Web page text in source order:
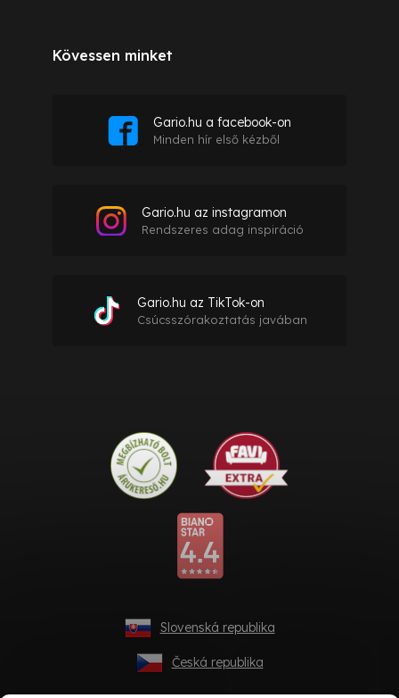
Kövessen minket
Gario.hu a facebook-on
Minden hír első kézből
Gario.hu az instagramon
Rendszeres adag inspiráció
Gario.hu az TikTok-on
Csúcsszórakoztatás javában
Slovenská republika
Česká republika